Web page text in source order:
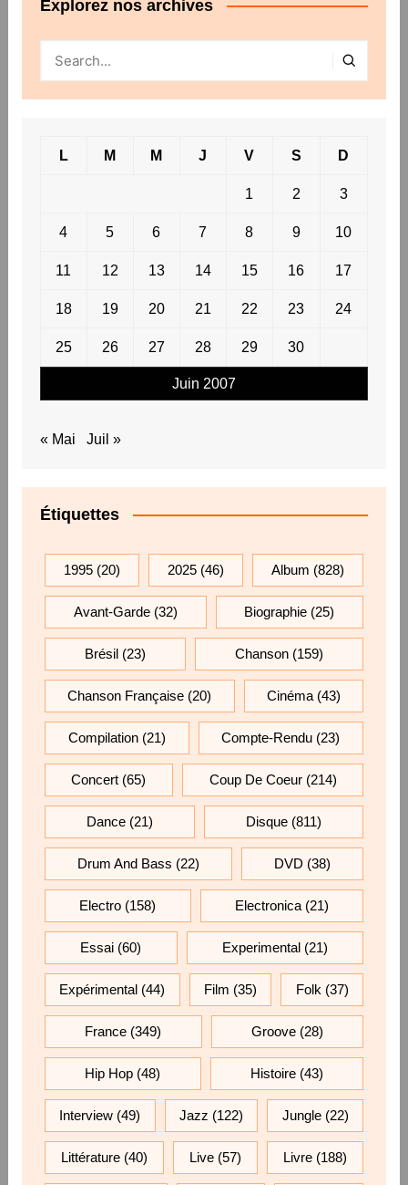
Explorez nos archives
Juin 2007
L M M J V S D
1 2 3
4 5 6 7 8 9 10
11 12 13 14 15 16 17
18 19 20 21 22 23 24
25 26 27 28 29 30
« Mai Juil »
Étiquettes
1995(20) 2025 (46) Album (828)
Avant-Garde(32) Biographie (25)
Brésil(23) Chanson (159)
Chanson Française (20) Cinéma(43)
Compilation(21) Compte-Rendu (23)
Concert (65) Coup De Coeur(214)
Dance(21) Disque (811)
Drum And Bass (22) DVD (38)
Electro (158) Electronica(21)
Essai (60) Experimental(21)
Expérimental (44) Film (35) Folk (37)
France (349) Groove(28)
Hip Hop (48) Histoire(43)
Interview (49) Jazz (122) Jungle(22)
Littérature(40) Live (57) Livre (188)